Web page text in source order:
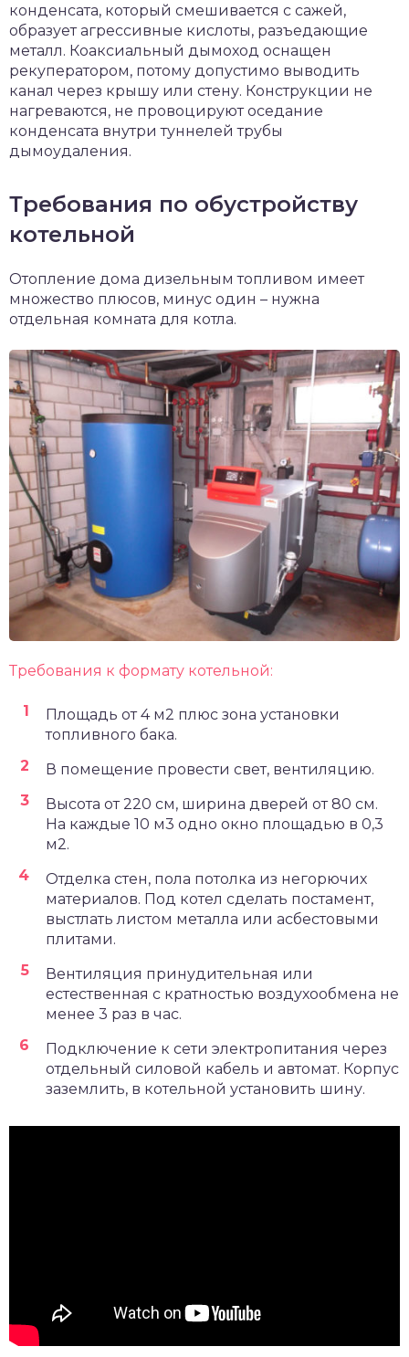
конденсата, который смешивается с сажей,
образует агрессивные кислоты, разъедающие
металл. Коаксиальный дымоход оснащен
рекуператором, потому допустимо выводить
канал через крышу или стену. Конструкции не
нагреваются, не провоцируют оседание
конденсата внутри туннелей трубы
дымоудаления.
Требования по обустройству
котельной
Отопление дома дизельным топливом имеет
множество плюсов, минус один – нужна
отдельная комната для котла.
Требования к формату котельной:
Площадь от 4 м2 плюс зона установки
топливного бака.
В помещение провести свет, вентиляцию.
Высота от 220 см, ширина дверей от 80 см.
На каждые 10 м3 одно окно площадью в 0,3
м2.
Отделка стен, пола потолка из негорючих
материалов. Под котел сделать постамент,
выстлать листом металла или асбестовыми
плитами.
Вентиляция принудительная или
естественная с кратностью воздухообмена не
менее 3 раз в час.
Подключение к сети электропитания через
отдельный силовой кабель и автомат. Корпус
заземлить, в котельной установить шину.